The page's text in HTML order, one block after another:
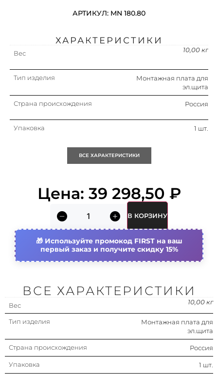
АРТИКУЛ: MN 180.80
ХАРАКТЕРИСТИКИ
Вес 10,00 кг
Тип изделия
Монтажная плата для
эл.щита
Страна происхождения Россия
Упаковка 1 шт.
ВСЕ ХАРАКТЕРИСТИКИ
Цена: 39 298,50 ₽
В КОРЗИНУ
Используйте промокод FIRST на ваш
первый заказ и получите скидку 15%
ВСЕ ХАРАКТЕРИСТИКИ
Вес 10,00 кг
Тип изделия
Монтажная плата для
эл.щита
Страна происхождения Россия
Упаковка 1 шт.